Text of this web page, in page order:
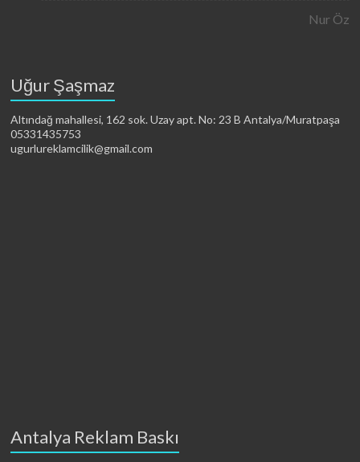
Nur Öz
Uğur Şaşmaz
Altındağ mahallesi, 162 sok. Uzay apt. No: 23 B Antalya/Muratpaşa
05331435753
ugurlureklamcilik@gmail.com
Antalya Reklam Baskı